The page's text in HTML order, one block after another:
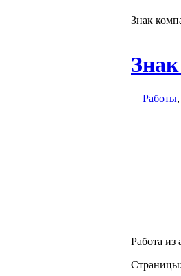
Знак
Работы,
Работа из
Страницы: